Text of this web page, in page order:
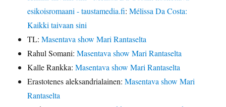
esikoisromaani - taustamedia.fi:Mélissa Da Costa:
Kaikki taivaan sini
TL:Masentava show Mari Rantaselta
Rahul Somani:Masentava show Mari Rantaselta
Kalle Rankka:Masentava show Mari Rantaselta
Erastotenes aleksandrialainen:Masentava show Mari
Rantaselta